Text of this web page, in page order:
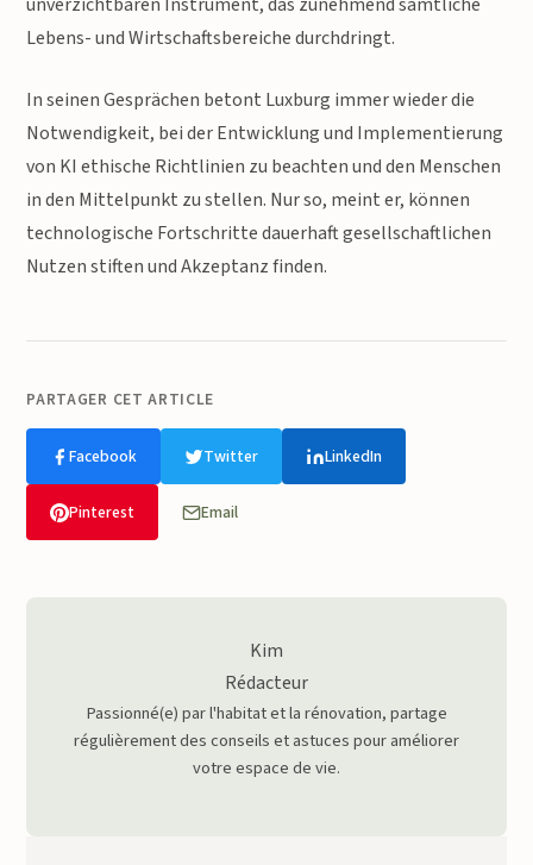
Lebens- und Wirtschaftsbereiche durchdringt.
In seinen Gesprächen betont Luxburg immer wieder die
Notwendigkeit, bei der Entwicklung und Implementierung
von KI ethische Richtlinien zu beachten und den Menschen
in den Mittelpunkt zu stellen. Nur so, meint er, können
technologische Fortschritte dauerhaft gesellschaftlichen
Nutzen stiften und Akzeptanz finden.
PARTAGER CET ARTICLE
Facebook Twitter LinkedIn
Pinterest Email
Kim
Rédacteur
Passionné(e) par l'habitat et la rénovation, partage
régulièrement des conseils et astuces pour améliorer
votre espace de vie.